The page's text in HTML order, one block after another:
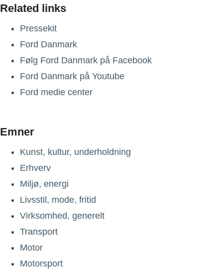
Related links
Pressekit
Ford Danmark
Følg Ford Danmark på Facebook
Ford Danmark på Youtube
Ford medie center
Emner
Kunst, kultur, underholdning
Erhverv
Miljø, energi
Livsstil, mode, fritid
Virksomhed, generelt
Transport
Motor
Motorsport